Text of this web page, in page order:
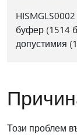
буфер (1514
допустимия
Този проблем